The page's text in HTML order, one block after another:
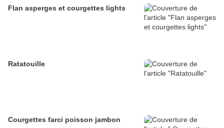
Flan asperges et courgettes lights
Ratatouille
Courgettes farci poisson jambon